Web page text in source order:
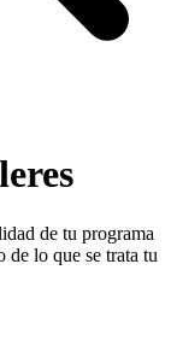
de tu programa
de lo que se trata tu